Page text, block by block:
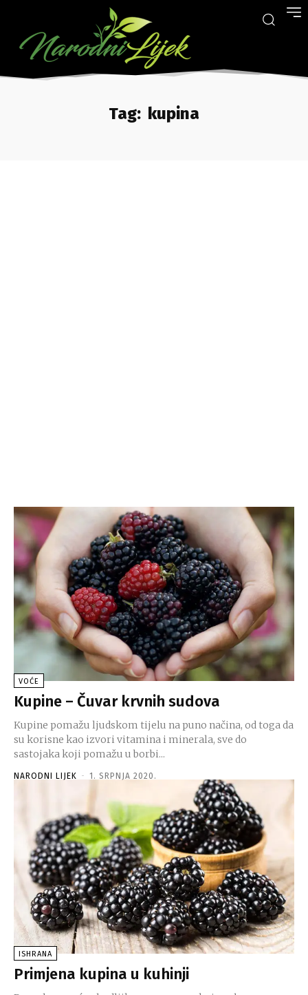
Tag: kupina
VOĆE
Kupine – Čuvar krvnih sudova
Kupine pomažu ljudskom tijelu na puno načina, od toga da
su korisne kao izvori vitamina i minerala, sve do
sastojaka koji pomažu u borbi...
NARODNI LIJEK - 1. SRPNJA 2020.
ISHRANA
Primjena kupina u kuhinji